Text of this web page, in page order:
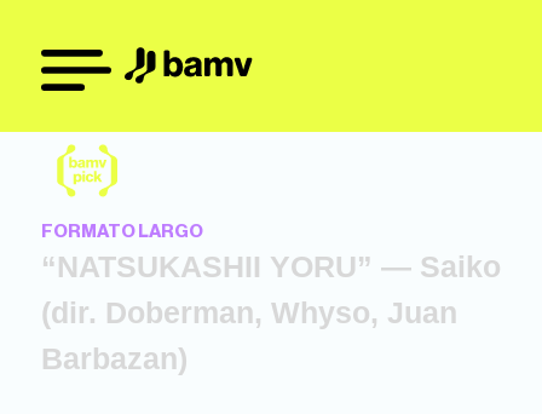
FORMATO LARGO
“NATSUKASHII YORU” — Saiko
(dir. Doberman, Whyso, Juan
Barbazan)